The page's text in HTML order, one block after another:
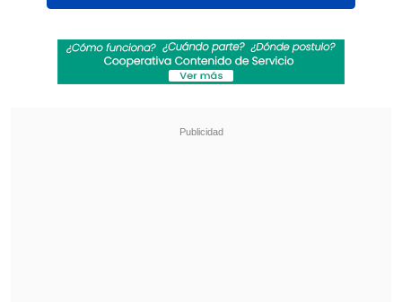
con la pelota y puso el 1-1 para golpear
a la Argentina en los 16avos de final.